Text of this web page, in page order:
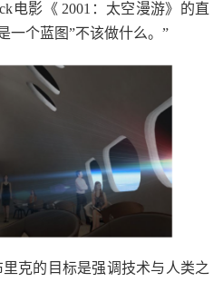
电影《 2001：太空漫游》的直
一个蓝图”不该做什么。”
克的目标是强调技术与人类之